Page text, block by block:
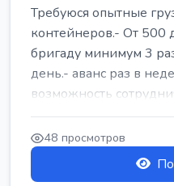
Требуюся опытные
контейнеров.- От 500
бригаду минимум 3
день.- аванс раз в
возможность
48 просмотров